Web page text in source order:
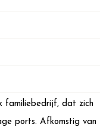
familiebedrijf, dat zich
ports. Afkomstig van